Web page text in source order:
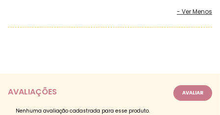
AVALIAÇÕES
Nenhuma avaliação cadastrada para esse produto.